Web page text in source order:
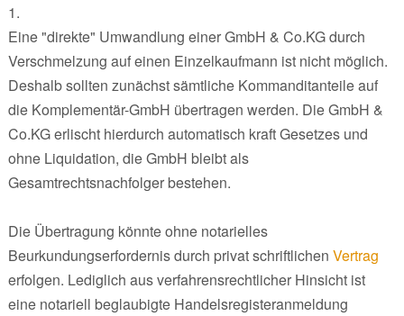
1.
Eine "direkte" Umwandlung einer GmbH & Co.KG durch
Verschmelzung auf einen Einzelkaufmann ist nicht möglich.
Deshalb sollten zunächst sämtliche Kommanditanteile auf
die Komplementär-GmbH übertragen werden. Die GmbH &
Co.KG erlischt hierdurch automatisch kraft Gesetzes und
ohne Liquidation, die GmbH bleibt als
Gesamtrechtsnachfolger bestehen.
Die Übertragung könnte ohne notarielles
Beurkundungserfordernis durch privat schriftlichen Vertrag
erfolgen. Lediglich aus verfahrensrechtlicher Hinsicht ist
eine notariell beglaubigte Handelsregisteranmeldung